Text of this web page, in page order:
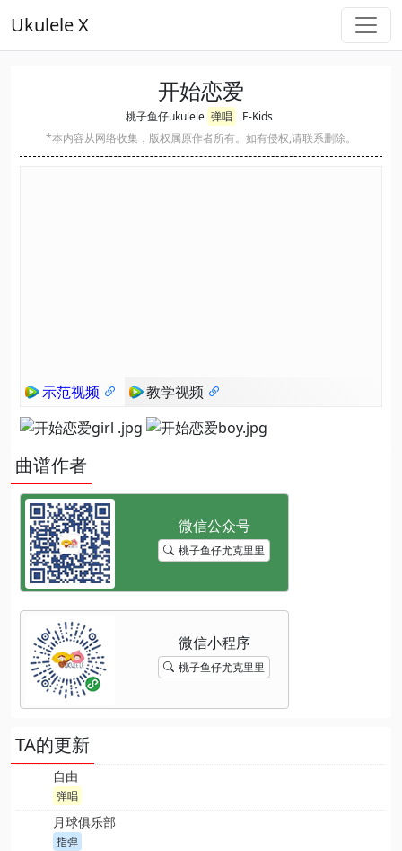
Ukulele X
开始恋爱
桃子鱼仔ukulele 弹唱
E-Kids
*本内容从网络收集，版权属原作者所有。如有侵权,请联系删除。
示范视频 教学视频
曲谱作者
桃子鱼仔尤克里里
桃子鱼仔尤克里里
TA的更新
自由
弹唱
月球俱乐部
指弹